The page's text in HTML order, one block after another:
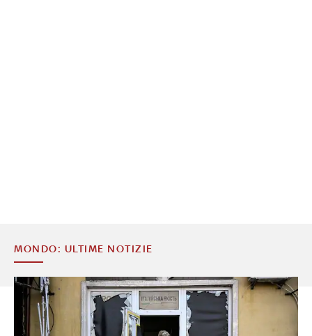
MONDO: ULTIME NOTIZIE